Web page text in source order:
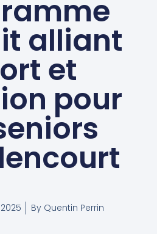
alliant
et
pour
ByQuentin Perrin